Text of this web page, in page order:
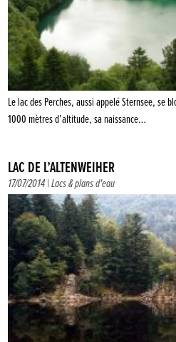
Le lac des Perches, aussi appelé Sternsee, se
1000 mètres d’altitude, sa naissance…
LAC DE L’ALTENWEIHER
17/07/2014 |Lacs & plans d'eau